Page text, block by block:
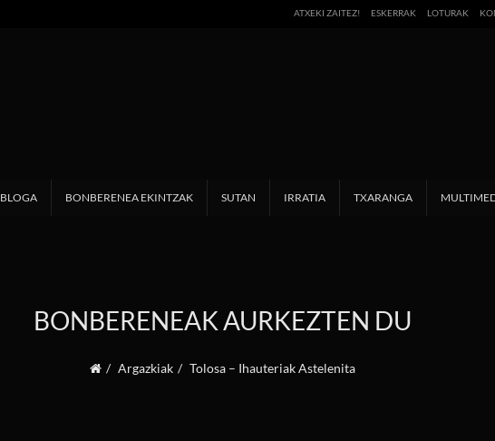
ATXEKI ZAITEZ! ESKERRAK LOTURAK
BLOGA BONBERENEA EKINTZAK SUTAN IRRATIA TXARANGA
BONBERENEAK AURKEZTEN DU
Argazkiak Tolosa – Ihauteriak Astelenita